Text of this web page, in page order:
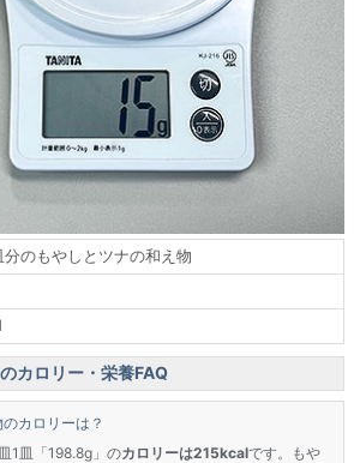
分のもやしとツナの和え物
カロリー・栄養FAQ
カロリーは？
1皿「198.8g」のカロリーは215kcalです。もや